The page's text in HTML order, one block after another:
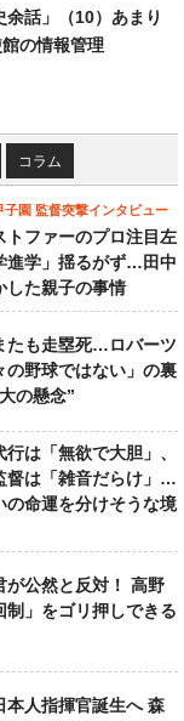
話」（10）あまり
の情報管理
コラム
子園 監督突撃インタビュー
トファーのプロ注目左
進学」揺るがず…田中
した親子の事情
たも走塁死…ロバーツ
の野球ではない」の裏
の懸念”
行は「無欲で大胆」、
督は「雑音だらけ」…
の命運を分けそうな境
が公然と反対！ 高野
制」をゴリ押しできる
本人指揮官誕生へ 森